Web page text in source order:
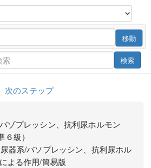
移動
検索
次のステップ
ゾプレッシン、抗利尿ホルモン
級）
器系/バソプレッシン、抗利尿ホル
よる作用/簡易版